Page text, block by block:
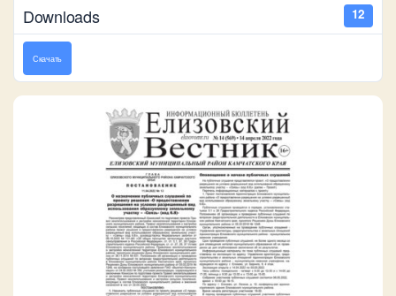
Downloads 12
Скачать